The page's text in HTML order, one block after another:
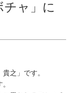
聴いてキ
ル
から記事
を探す
日焼け
チャ」に
之」です。